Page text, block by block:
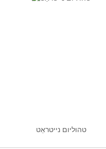
טהוליום נייטראַט